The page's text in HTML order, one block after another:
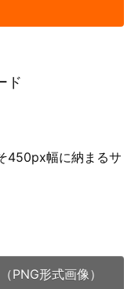
ド
450px幅に納まるサ
PNG形式画像）